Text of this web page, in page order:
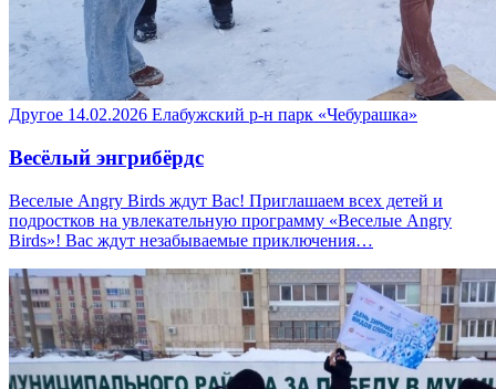
Другое 14.02.2026 Елабужский р-н парк «Чебурашка»
Весёлый энгрибёрдс
Веселые Angry Birds ждут Вас! Приглашаем всех детей и
подростков на увлекательную программу «Веселые Angry
Birds»! Вас ждут незабываемые приключения…